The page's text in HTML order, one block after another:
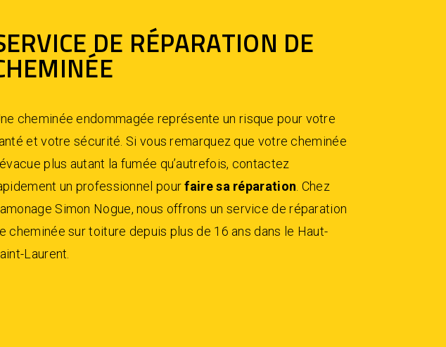
DE RÉPARATION DE
cheminée endommagée représente un risque pour votre
et votre sécurité. Si vous remarquez que votre cheminée
plus autant la fumée qu’autrefois, contactez
un professionnel pourfaire sa réparation . Chez
Simon Nogue, nous offrons un service de réparation
cheminée sur toiture depuis plus de 16 ans dans le Haut-
Laurent.